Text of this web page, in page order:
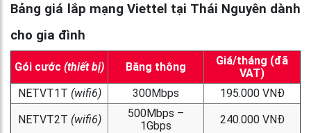
Bảng giá lắp mạng Viettel tại Thái Nguyên dành
cho gia đình
Gói cước (thiết bị) Băng thông
Giá/tháng (đã
VAT)
NETVT1T (wifi6) 300Mbps
195.000 VNĐ
NETVT2T (wifi6)
500Mbps –
1Gbps
240.000 VNĐ